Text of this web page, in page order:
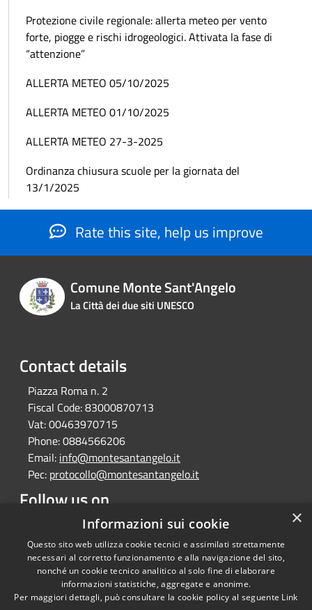
Protezione civile regionale: allerta meteo per vento
forte, piogge e rischi idrogeologici. Attivata la fase di
“attenzione”
ALLERTA METEO 05/10/2025
ALLERTA METEO 01/10/2025
ALLERTA METEO 27-3-2025
Ordinanza chiusura scuole per la giornata del
13/1/2025
Rate this site, help us improve
Comune Monte Sant'Angelo
La Città dei due siti UNESCO
Contact details
Piazza Roma n. 2
Fiscal Code:83000870713
Vat:00463970715
Phone:0884566206
Email: info@montesantangelo.it
Pec: protocollo@montesantangelo.it
Follow us on
FacebookYoutubeInstagramTelegramWhatsapp
RSS
Copyright © 2026 • Comune
×
Informazioni sui cookie
Questo sito web utilizza cookie tecnici e assimilati strettamente
necessari al corretto funzionamento e alla navigazione del sito,
nonché un cookie tecnico analitico al solo fine di elaborare
informazioni statistiche, aggregate e anonime.
Per maggiori dettagli, può consultare la cookie policy al seguente Link